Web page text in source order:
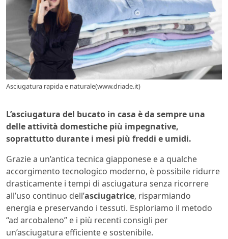
Asciugatura rapida e naturale(www.driade.it)
L’asciugatura del bucato in casa è da sempre una
delle attività domestiche più impegnative,
soprattutto durante i mesi più freddi e umidi.
Grazie a un’antica tecnica giapponese e a qualche
accorgimento tecnologico moderno, è possibile ridurre
drasticamente i tempi di asciugatura senza ricorrere
all’uso continuo dell’asciugatrice, risparmiando
energia e preservando i tessuti. Esploriamo il metodo
“ad arcobaleno” e i più recenti consigli per
un’asciugatura efficiente e sostenibile.